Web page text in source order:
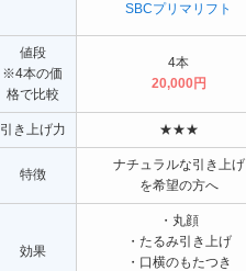
SBCプリマリフト
値段
※4本の価
格で比較
4本
20,000円
引き上げ力 ★★★
特徴
ナチュラルな引き上げ
を希望の方へ
効果
・丸顔
・たるみ引き上げ
・口横のもたつき